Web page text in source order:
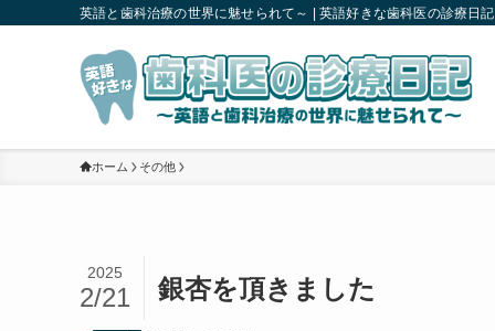
英語と歯科治療の世界に魅せられて～ | 英語好きな歯科医の診療日記
ホーム その他
銀杏を頂きました
2025
2/21